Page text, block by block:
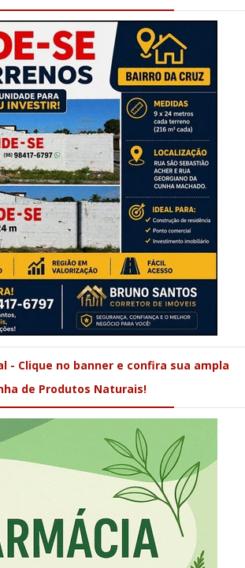
- Clique no banner e confira sua ampla
de Produtos Naturais!